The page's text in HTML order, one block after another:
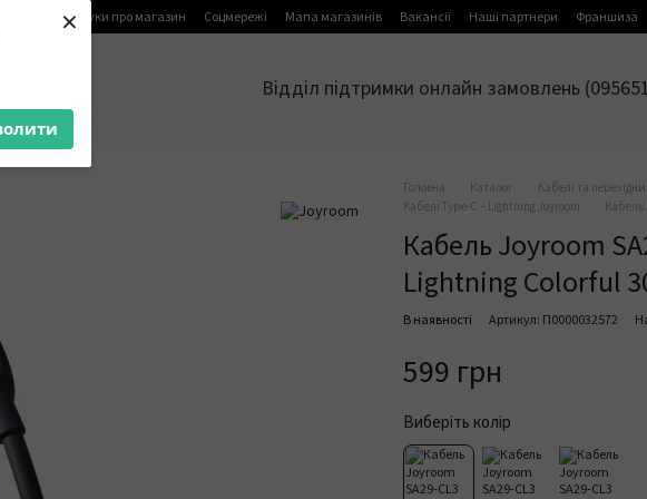
×
Відгуки про магазин Соцмережі Мапа магазинів Вакансії Наші партнери Франшиза
Відділ підтримки онлайн замовлень
Головна Каталог Кабелі та
Кабелі Type-C – Lightning Joyroom
Кабель
Кабель Joyroom
Lightning Colorful
В наявності Артикул: П0000032572
599 грн
Виберіть колір